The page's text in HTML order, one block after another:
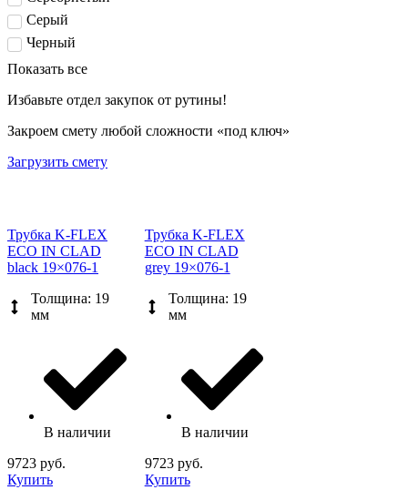
Серый
Черный
Показать все
Избавьте отдел закупок от рутины!
Закроем смету любой сложности «под ключ»
Загрузить смету
Трубка K-FLEX
ECO IN CLAD
black 19×076-1
Толщина: 19
мм
В наличии
9723 руб.
Купить
Трубка K-FLEX
ECO IN CLAD
grey 19×076-1
Толщина: 19
мм
В наличии
9723 руб.
Купить